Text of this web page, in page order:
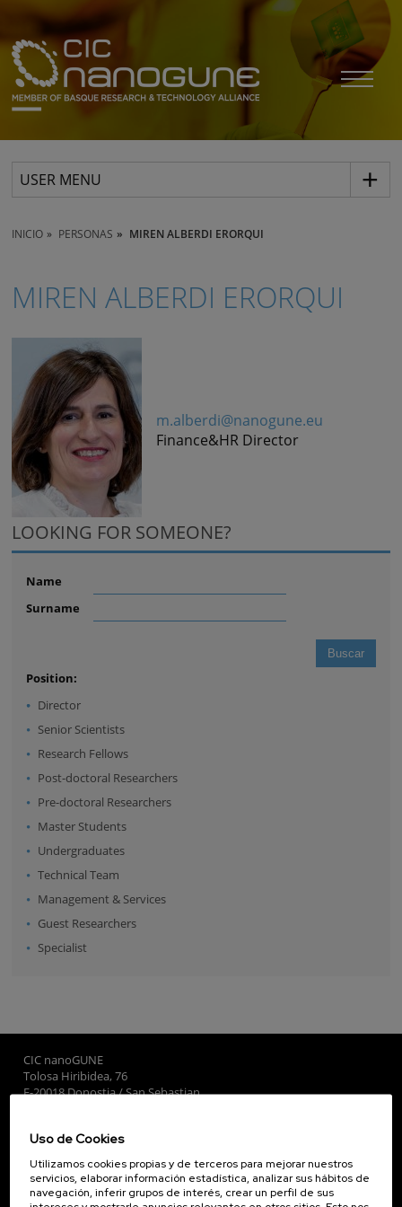
USER MENU
INICIO PERSONAS MIREN ALBERDI ERORQUI
MIREN ALBERDI ERORQUI
m.alberdi@nanogune.eu
Finance&HR Director
LOOKING FOR SOMEONE?
Name
Surname
Position:
Director
Senior Scientists
Research Fellows
Post-doctoral Researchers
Pre-doctoral Researchers
Master Students
Undergraduates
Technical Team
Management & Services
Guest Researchers
Specialist
CIC nanoGUNE
Tolosa Hiribidea, 76
E-20018 Donostia / San Sebastian
Subscribe to our Newsletter
nanoGUNE
Uso de Cookies
Utilizamos cookies propias y de terceros para mejorar nuestros
servicios, elaborar información estadística, analizar sus hábitos de
navegación, inferir grupos de interés, crear un perfil de sus